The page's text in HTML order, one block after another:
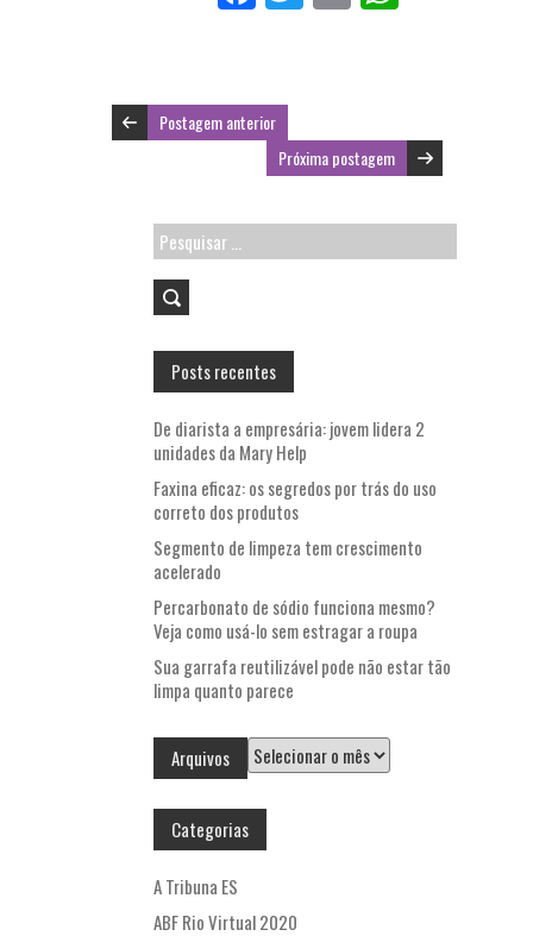
o
o
k
p
p
Postagem anterior
Próxima postagem
Pesquisar
por:
Posts recentes
De diarista a empresária: jovem lidera 2
unidades da Mary Help
Faxina eficaz: os segredos por trás do uso
correto dos produtos
Segmento de limpeza tem crescimento
acelerado
Percarbonato de sódio funciona mesmo?
Veja como usá-lo sem estragar a roupa
Sua garrafa reutilizável pode não estar tão
limpa quanto parece
Arquivos Arquivos
Categorias
A Tribuna ES
ABF Rio Virtual 2020